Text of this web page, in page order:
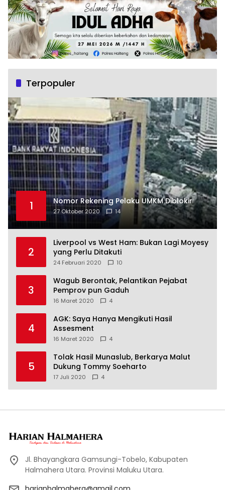
Terpopuler
1 Nomor Rekening Pelaku UMKM Diblokir
27 Oktober 2020 14
2
Liverpool vs West Ham: Bukan Lagi Moyesy
yang Perlu Ditakuti
24 Februari 2020 10
3
Wagub Berontak, Pelantikan Pejabat
Pemprov pun Gaduh
16 Maret 2020 4
4
AGK: Saya Hanya Mengikuti Hasil
Assesment
16 Maret 2020 4
5
Tolak Hasil Munaslub, Berkarya Malut
Dukung Tommy Soeharto
17 Juli 2020 4
Jl. Bhayangkara Gamsungi-Tobelo, Kabupaten
Halmahera Utara. Provinsi Maluku Utara.